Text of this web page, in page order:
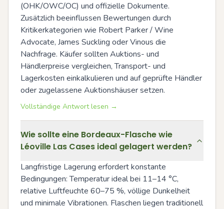
(OHK/OWC/OC) und offizielle Dokumente.
Zusätzlich beeinflussen Bewertungen durch
Kritikerkategorien wie Robert Parker / Wine
Advocate, James Suckling oder Vinous die
Nachfrage. Käufer sollten Auktions- und
Händlerpreise vergleichen, Transport- und
Lagerkosten einkalkulieren und auf geprüfte Händler
oder zugelassene Auktionshäuser setzen.
Vollständige Antwort lesen →
Wie sollte eine Bordeaux-Flasche wie
Léoville Las Cases ideal gelagert werden?
Langfristige Lagerung erfordert konstante
Bedingungen: Temperatur ideal bei 11–14 °C,
relative Luftfeuchte 60–75 %, völlige Dunkelheit
und minimale Vibrationen. Flaschen liegen traditionell